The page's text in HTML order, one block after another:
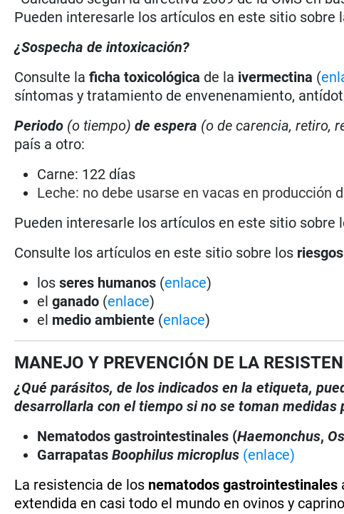
Pueden interesarle los artículos en este sitio sobre
¿Sospecha de intoxicación?
Consulte laficha toxicológica de la ivermectina (
síntomas y tratamiento de envenenamiento,
Periodo (o tiempo) de espera (o de carencia, retiro,
país a otro:
Carne: 122 días
Leche: no debe usarse en vacas en producción
Pueden interesarle los artículos en este sitio sobre
Consulte los artículos en este sitio sobre los
losseres humanos (enlace)
elganado (enlace)
el medio ambiente (enlace)
MANEJO Y PREVENCIÓN DE LA
¿Qué parásitos, de los indicados en la etiqueta,
desarrollarla con el tiempo si no se toman medidas
Nematodos gastrointestinales (Haemonchus,
GarrapatasBoophilus microplus (enlace)
La resistencia de los nematodos gastrointestinales
extendida en casi todo el mundo en ovinos y